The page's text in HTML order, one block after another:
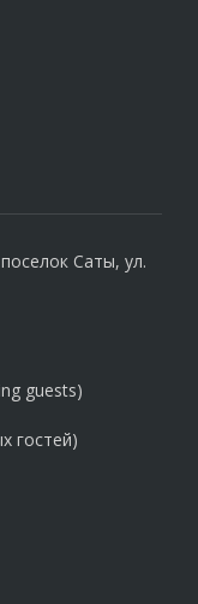
Cаты, ул.
guests)
гостей)